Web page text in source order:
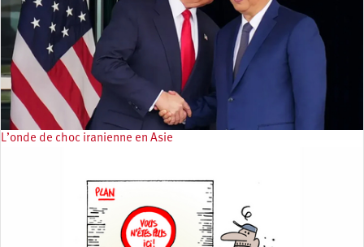
L’onde de choc iranienne en Asie